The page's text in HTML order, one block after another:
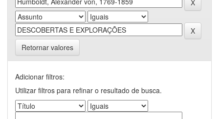
Retornar valores
Adicionar filtros:
Utilizar filtros para refinar o resultado de busca.